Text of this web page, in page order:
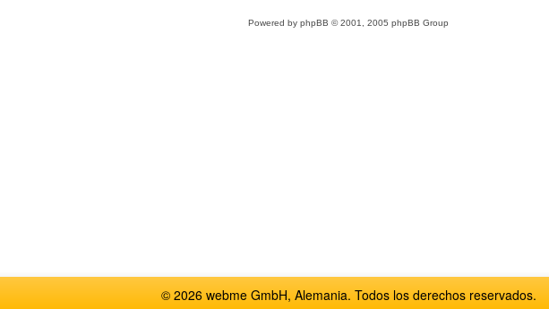
Powered by phpBB © 2001, 2005 phpBB Group
© 2026 webme GmbH, Alemania. Todos los derechos reservados.